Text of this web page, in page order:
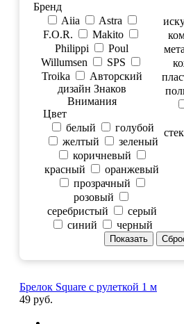
Бренд
Aiia
Astra
F.O.R.
Makito
Philippi
Poul
Willumsen
SPS
Troika
Авторский
дизайн Знаков
Внимания
Цвет
белый
голубой
желтый
зеленый
коричневый
красный
оранжевый
прозрачный
розовый
серебристый
серый
синий
черный
Брелок Square с рулеткой 1 м
49 руб.